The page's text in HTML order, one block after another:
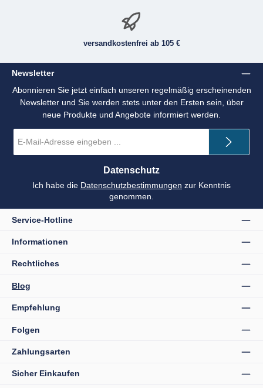
versandkostenfrei ab 105 €
Newsletter
Abonnieren Sie jetzt einfach unseren regelmäßig erscheinenden
Newsletter und Sie werden stets unter den Ersten sein, über
neue Produkte und Angebote informiert werden.
Mail-
*
Datenschutz
Ich habe die Datenschutzbestimmungen zur Kenntnis
genommen.
Service-Hotline
Informationen
Rechtliches
Blog
Empfehlung
Folgen
Zahlungsarten
Sicher Einkaufen